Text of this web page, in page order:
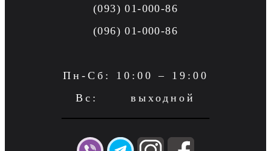
(093) 01-000-86
(096) 01-000-86
Пн-Сб: 10:00 – 19:00
Вс: выходной